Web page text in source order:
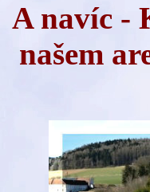
A navíc -
našem